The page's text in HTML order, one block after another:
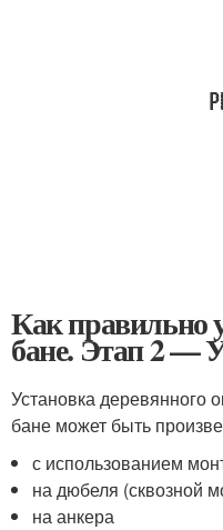
Как правильно
бане. Этап 2 —
Установка деревянного
бане может быть
с использованием
на дюбеля (сквозной
на анкера